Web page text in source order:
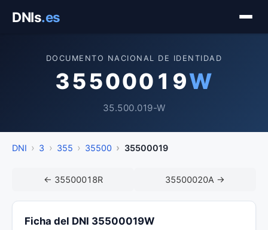
DNIs.es
DOCUMENTO NACIONAL DE IDENTIDAD
35500019W
35.500.019-W
DNI 3 355 35500 35500019
← 35500018R 35500020A →
Ficha del DNI 35500019W